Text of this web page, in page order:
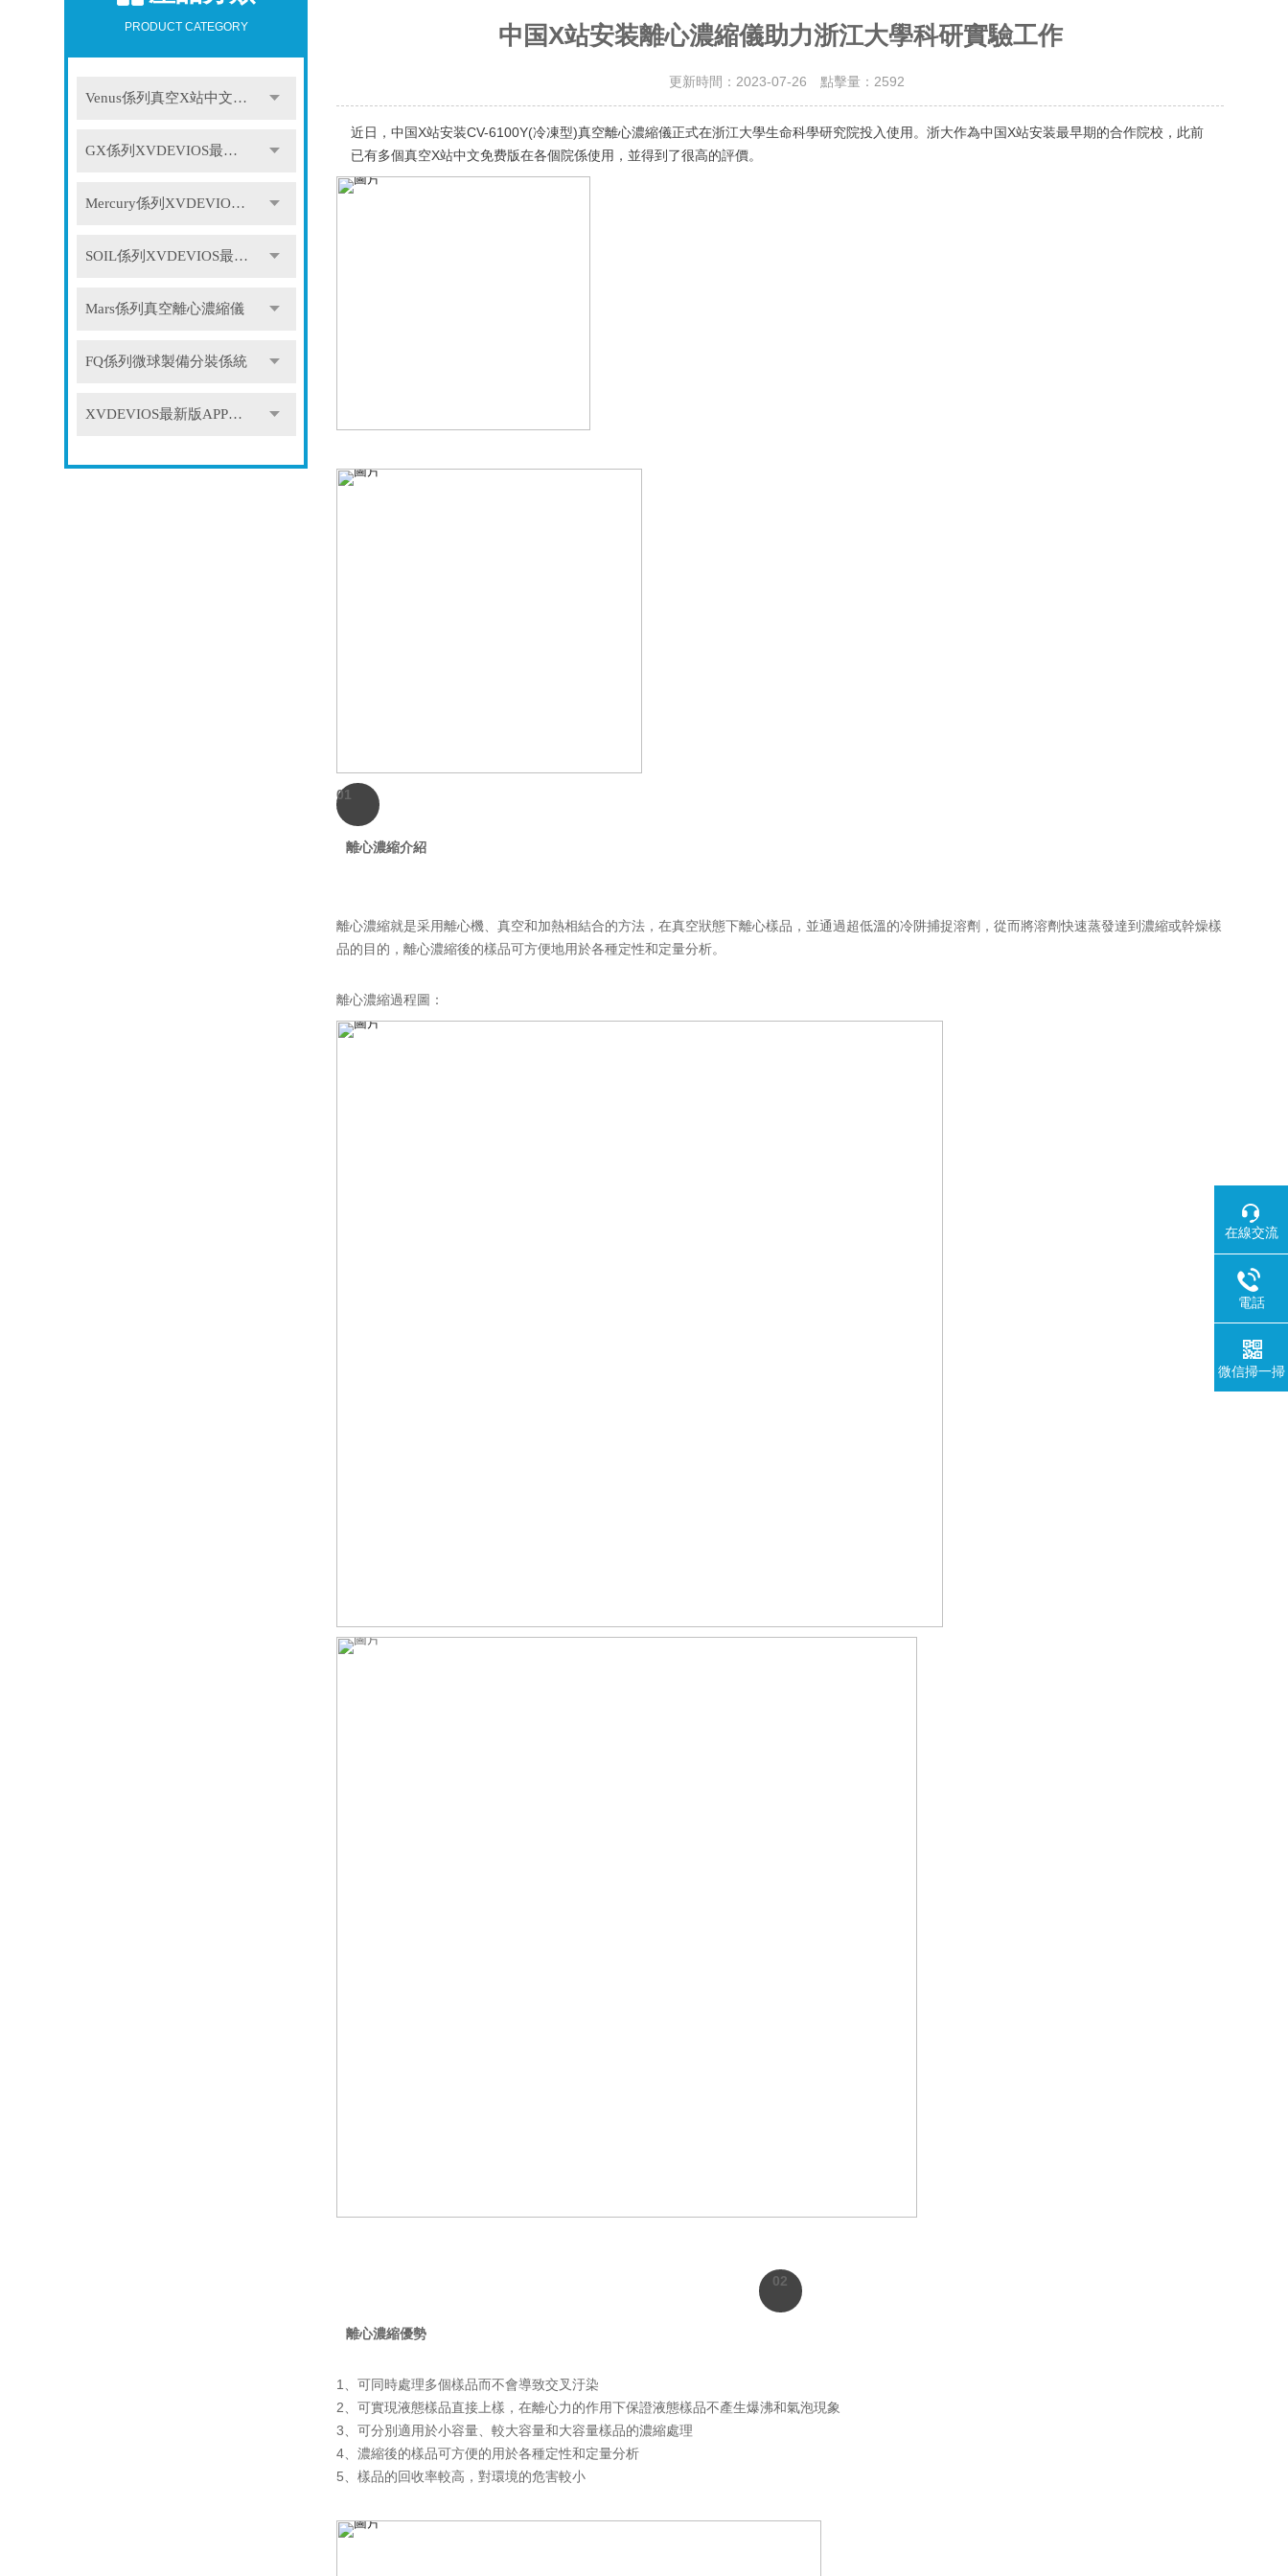
PRODUCT CATEGORY
Venus係列真空X站中文免费版
GX係列XVDEVIOS最新版APP下载
Mercury係列XVDEVIOS最新版APP下载
SOIL係列XVDEVIOS最新版APP下载
Mars係列真空離心濃縮儀
FQ係列微球製備分裝係統
XVDEVIOS最新版APP下载配件
中国X站安装離心濃縮儀助力浙江大學科研實驗工作
更新時間：2023-07-26 點擊量： 2592
近日，中国X站安装CV-6100Y(冷凍型)真空離心濃縮儀正式在浙江大學生命科學研究院投入使用。浙大作為中国X站安装最早期的合作院校，此前
已有多個真空X站中文免费版在各個院係使用，並得到了很高的評價。
01
離心濃縮介紹
離心濃縮就是采用離心機、真空和加熱相結合的方法，在真空狀態下離心樣品，並通過超低溫的冷阱捕捉溶劑，從而將溶劑快速蒸發達到濃縮或幹燥樣
品的目的，離心濃縮後的樣品可方便地用於各種定性和定量分析。
離心濃縮過程圖：
02
離心濃縮優勢
1、可同時處理多個樣品而不會導致交叉汙染
2、可實現液態樣品直接上樣，在離心力的作用下保證液態樣品不產生爆沸和氣泡現象
3、可分別適用於小容量、較大容量和大容量樣品的濃縮處理
4、濃縮後的樣品可方便的用於各種定性和定量分析
5、樣品的回收率較高，對環境的危害較小
在線交流
電話
微信掃一掃